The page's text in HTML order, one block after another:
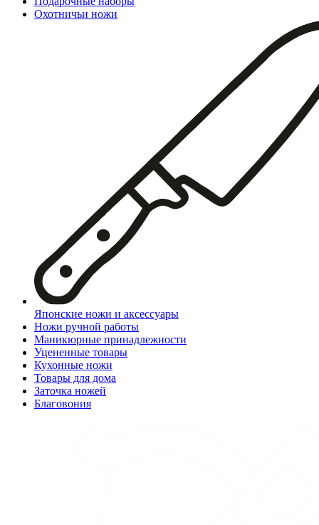
Охотничьи ножи
Японские ножи и аксессуары
Ножи ручной работы
Маникюрные принадлежности
Уцененные товары
Кухонные ножи
Товары для дома
Заточка ножей
Благовония